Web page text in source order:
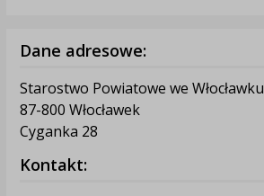
Dane adresowe:
Starostwo Powiatowe we Włocławku
87-800 Włocławek
Cyganka 28
Kontakt: